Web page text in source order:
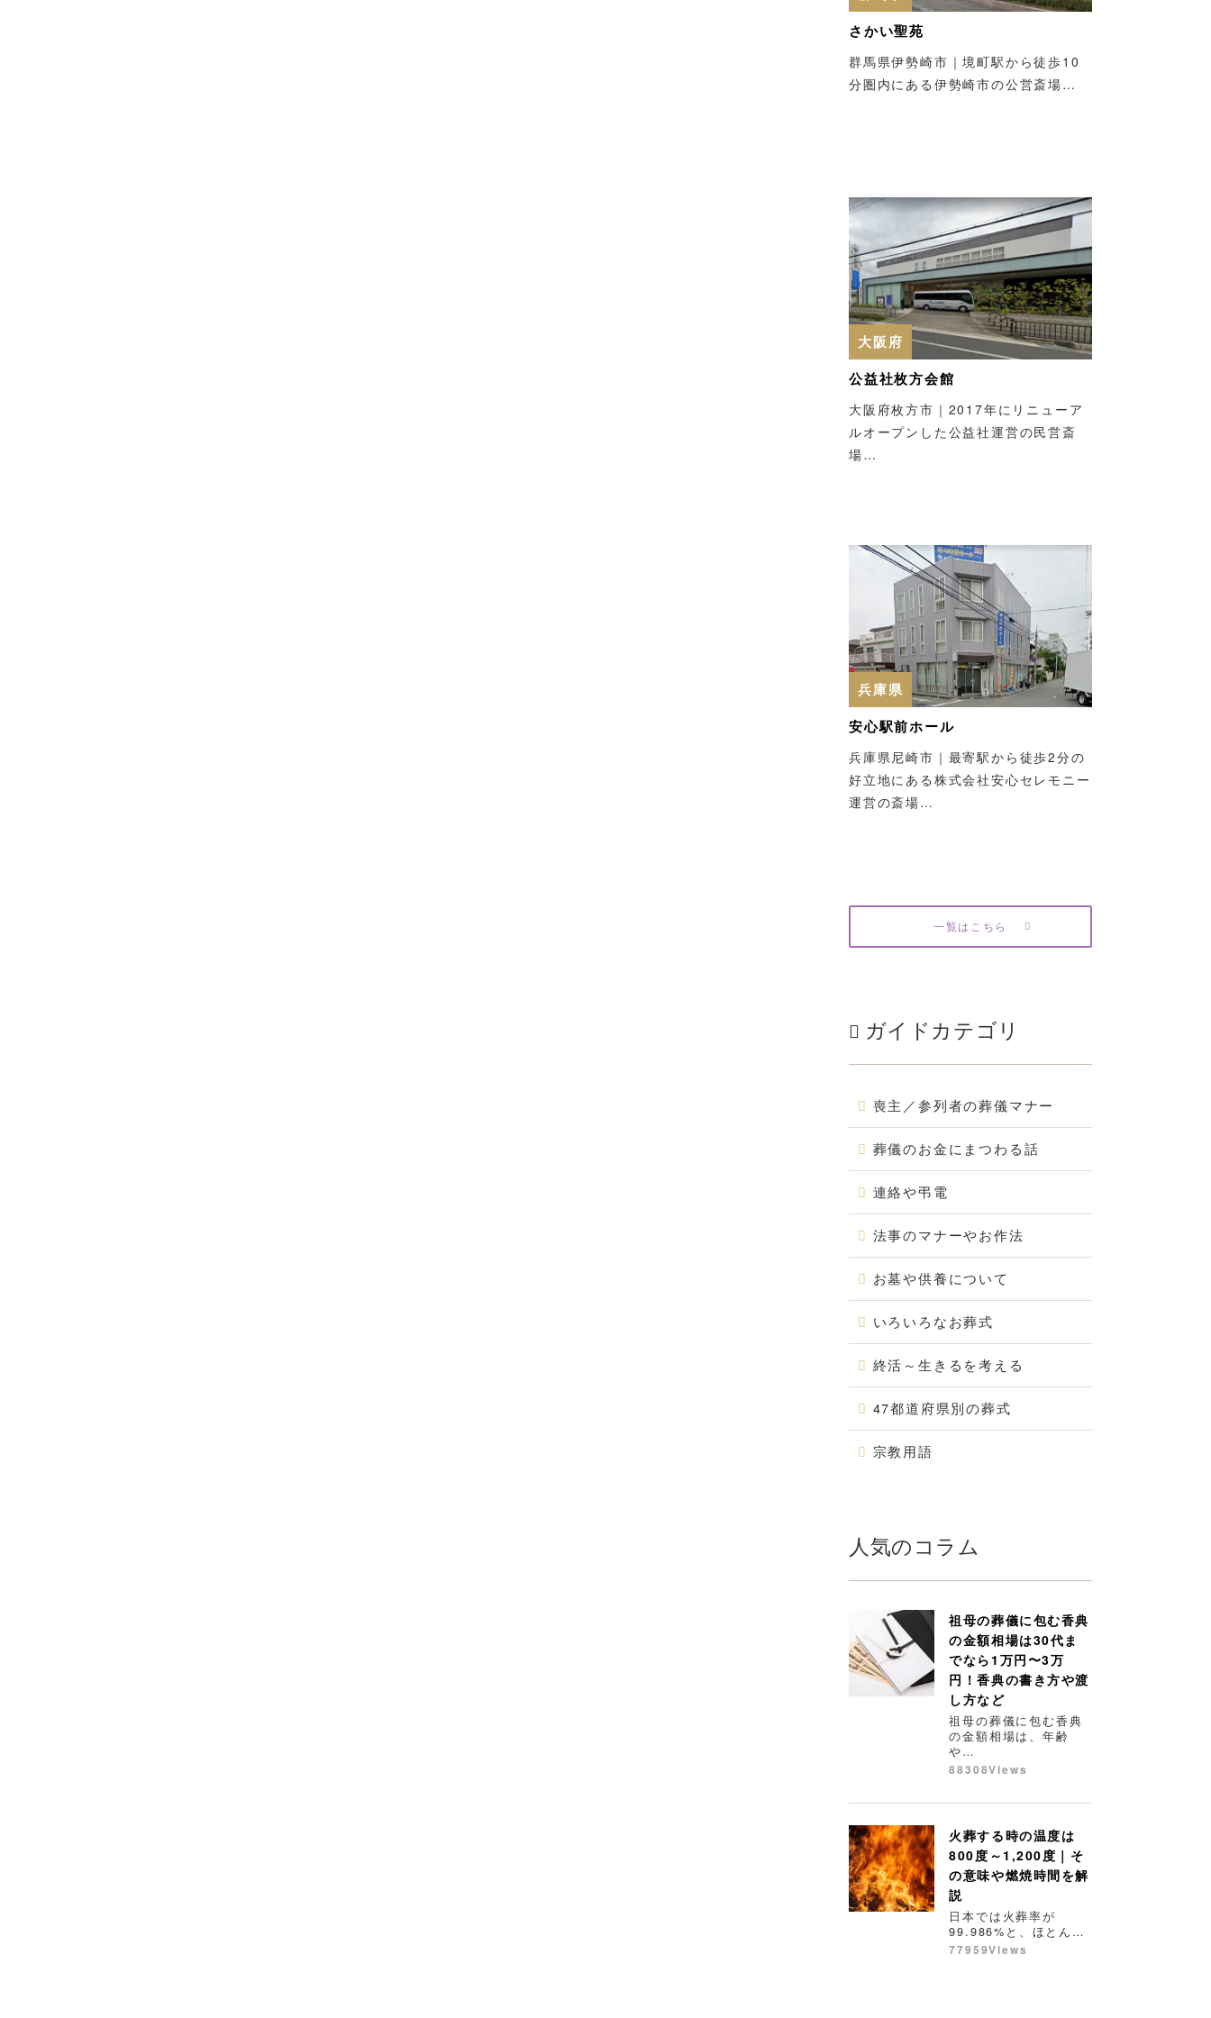
さかい聖苑
群馬県伊勢崎市｜境町駅から徒歩10
分圏内にある伊勢崎市の公営斎場…
大阪府
公益社枚方会館
大阪府枚方市｜2017年にリニューア
ルオープンした公益社運営の民営斎
場…
兵庫県
安心駅前ホール
兵庫県尼崎市｜最寄駅から徒歩2分の
好立地にある株式会社安心セレモニー
運営の斎場…
一覧はこちら
ガイドカテゴリ
喪主／参列者の葬儀マナー
葬儀のお金にまつわる話
連絡や弔電
法事のマナーやお作法
お墓や供養について
いろいろなお葬式
終活～生きるを考える
47都道府県別の葬式
宗教用語
人気のコラム
祖母の葬儀に包む香典
の金額相場は30代ま
でなら1万円〜3万
円！香典の書き方や渡
し方など
祖母の葬儀に包む香典
の金額相場は、年齢
や…
88308Views
火葬する時の温度は
800度～1,200度｜そ
の意味や燃焼時間を解
説
日本では火葬率が
99.986%と、ほとん…
77959Views